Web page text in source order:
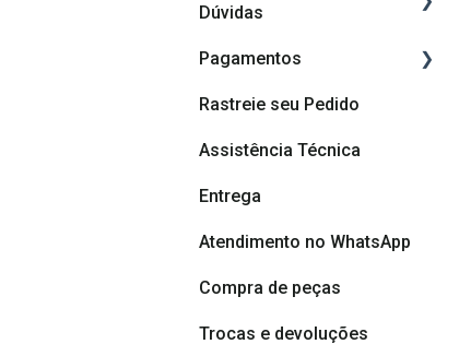
móvel
Dúvidas
Componentes do produto
Vídeos de montagem
Vídeos de Dicas de
seu móvel
Dúvidas sobre produtos
Pagamentos
Cashback
Formas de pagamento
Rastreie seu Pedido
Assistência Técnica
Entrega
Atendimento no WhatsApp
Compra de peças
Trocas e devoluções